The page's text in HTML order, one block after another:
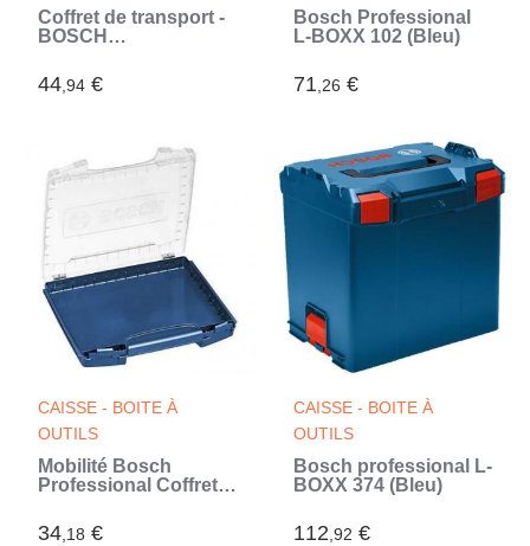
Coffret de transport -
BOSCH
Boxx 72 - Transparent
- Synthétique ABS -
44,94 €
Bosch Professional
L-BOXX 102 (Bleu)
71,26 €
CAISSE - BOITE À
OUTILS
Mobilité Bosch
Professional Coffret
- 1600A001RV (Bleu)
34,18 €
CAISSE - BOITE À
OUTILS
Bosch professional L-
BOXX 374 (Bleu)
112,92 €